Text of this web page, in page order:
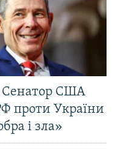
Сенатор США
проти України
і зла»